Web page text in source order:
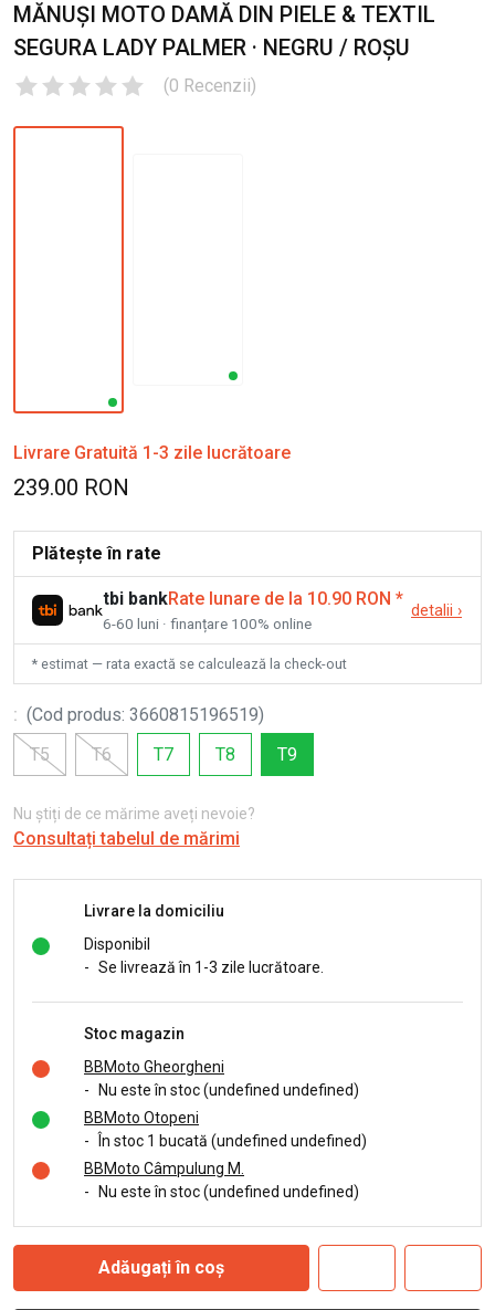
MĂNUȘI MOTO DAMĂ DIN PIELE & TEXTIL
SEGURA LADY PALMER · NEGRU / ROȘU
(0 Recenzii)
Livrare Gratuită 1-3 zile lucrătoare
239.00 RON
Plătește în rate
tbi bankRate lunare de la 10.90 RON *
6-60 luni · finanțare 100% online
detalii ›
* estimat — rata exactă se calculează la check-out
: (Cod produs: 3660815196519)
T5
T6 T7 T8 T9
Nu știți de ce mărime aveți nevoie?
Consultați tabelul de mărimi
Livrare la domiciliu
Disponibil
- Se livrează în 1-3 zile lucrătoare.
Stoc magazin
BBMoto Gheorgheni
-
Nu este în stoc (undefined undefined)
BBMoto Otopeni
-
În stoc 1 bucată (undefined undefined)
BBMoto Câmpulung M.
-
Nu este în stoc (undefined undefined)
Adăugați în coș